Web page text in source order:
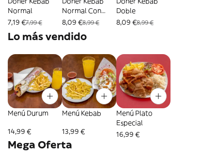
Normal
7,19 €7,99 €
Normal Con
Queso
8,09 €8,99 €
Doble
8,09 €8,99 €
Lo más vendido
Menú Durum
14,99 €
Menú Kebab
13,99 €
Menú Plato
Especial
16,99 €
Mega Oferta